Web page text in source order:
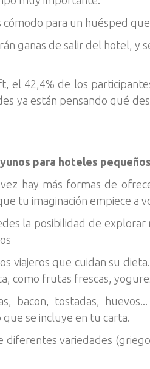
cómodo para un huésped
ganas de salir del hotel, y
el 42,4% de los
ya están pensando qué
para hoteles
hay más formas de
tu imaginación empiece a
la posibilidad de
viajeros que cuidan su
como frutas frescas,
bacon, tostadas,
se incluye en tu carta.
variedades